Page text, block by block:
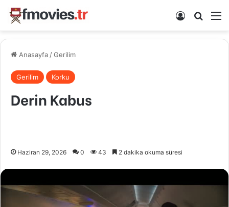
Kayıt Ol
Anasayfa /Gerilim
Gerilim Korku
Derin Kabus
Haziran 29, 2026 0 43 2 dakika okuma süresi